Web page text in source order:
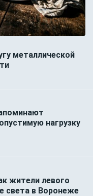
металлической
нагрузку
жители левого
света в Воронеже